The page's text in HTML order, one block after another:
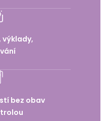
výklady,
bez obav